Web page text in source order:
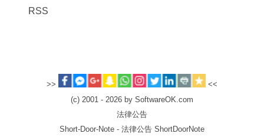
RSS
>>
<<
(c) 2001 - 2026 by SoftwareOK.com
法律公告
Short-Door-Note - 法律公告 ShortDoorNote